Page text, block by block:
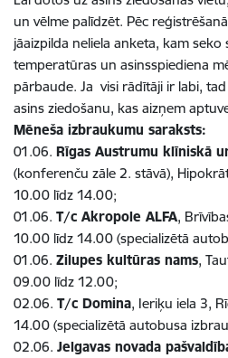
un vēlme palīdzēt. Pēc
jāaizpilda neliela anketa, kam
temperatūras un asinsspiediena
pārbaude. Ja visi rādītāji ir labi,
asins ziedošanu, kas aizņem
Mēneša izbraukumu saraksts:
01.06. Rīgas Austrumu klīniskā
(konferenču zāle 2. stāvā),
10.00 līdz 14.00;
01.06. T/c Akropole ALFA,
10.00 līdz 14.00 (specializētā
01.06. Zilupes kultūras nams,
09.00 līdz 12.00;
02.06. T/c Domina, Ieriķu iela 3,
14.00 (specializētā autobusa
02.06. Jelgavas novada